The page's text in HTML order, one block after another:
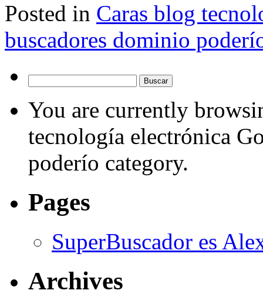
Posted in Caras blog
buscadores dominio
You are currently
tecnología electrónica
poderío category.
Pages
SuperBuscador es
Archives